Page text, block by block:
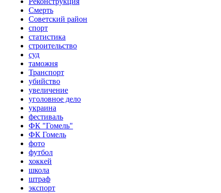
Смерть
Советский район
спорт
статистика
строительство
суд
таможня
Транспорт
убийство
увеличение
уголовное дело
украина
фестиваль
ФК "Гомель"
ФК Гомель
фото
футбол
хоккей
школа
штраф
экспорт